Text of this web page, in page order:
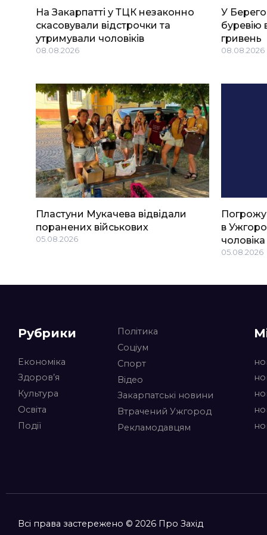
На Закарпатті у ТЦК незаконно
скасовували відстрочки та
утримували чоловіків
08.08.2026
У
буревію
гривень
08.08.2026
Пластуни Мукачева відвідали
поранених військових
05.08.2026
в
чоловіка
05.08.2026
Рубрики
Економіка
Здоров’я
Культура
Освіта
Події
Політика
Соціум
Спорт
Відео
Закарпатські новини
Втрачений Ужгород
Рекламодавцям
Всі права застережено © 2026 Про Захід